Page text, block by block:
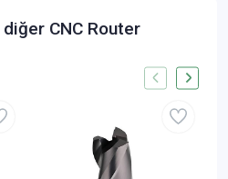
CNC Router